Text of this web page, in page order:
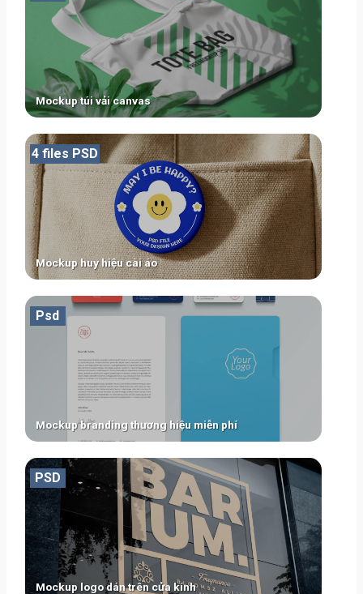
Mockup túi vải canvas
Mockup huy hiệu cài áo
4 files PSD
Mockup branding thương hiệu miễn phí
Psd
Mockup logo dán trên cửa kính
PSD